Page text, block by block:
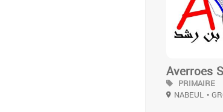
Averroes
PRIMAIRE
NABEUL •